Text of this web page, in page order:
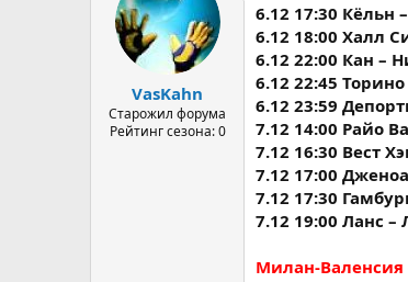
VasKahn
Старожил форума
Рейтинг сезона: 0
6.12 17:30 Кёльн
6.12 18:00 Халл
6.12 22:00 Кан –
6.12 22:45
6.12 23:59
7.12 14:00 Райо
7.12 16:30 Вест
7.12 17:00
7.12 17:30
7.12 19:00 Ланс –
Милан-Валенсия